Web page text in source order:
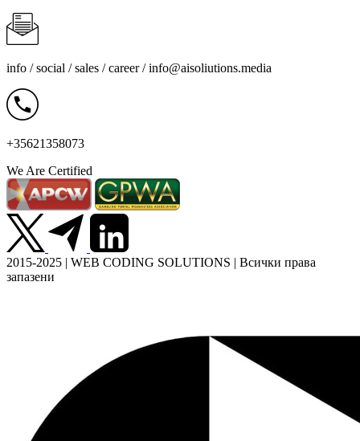
info / social / sales / career /info@aisoliutions.media
+35621358073
We Are Certified
2015-2025 | WEB CODING SOLUTIONS | Всички права
запазени